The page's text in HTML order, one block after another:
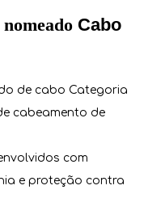
nomeado Cabo
de cabo Categoria
cabeamento de
com
e proteção contra